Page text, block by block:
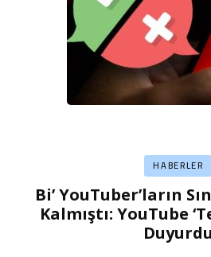
HABERLER
Bi’ YouTuber’ların
Kalmıştı: YouTube
Duyurdu